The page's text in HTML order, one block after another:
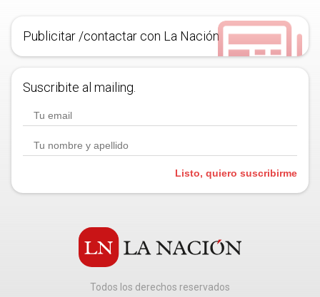
Publicitar /contactar con La Nación
Suscribite al mailing.
Listo, quiero suscribirme
Todos los derechos reservados